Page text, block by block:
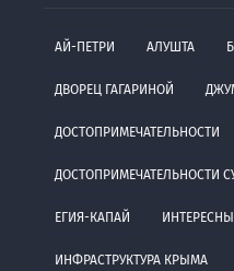
АЙ-ПЕТРИ АЛУШТА
ДВОРЕЦ ГАГАРИНОЙ
ДОСТОПРИМЕЧАТЕЛЬНОСТИ
ДОСТОПРИМЕЧАТЕЛЬНОСТИ
ЕГИЯ-КАПАЙ
ИНФРАСТРУКТУРА КРЫМА